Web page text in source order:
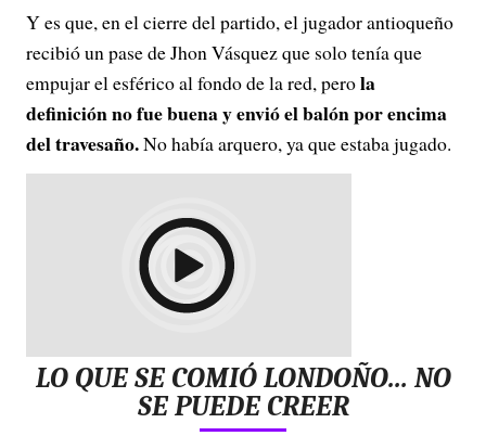
Y es que, en el cierre del partido, el jugador antioqueño
recibió un pase de Jhon Vásquez que solo tenía que
empujar el esférico al fondo de la red, perola
definición no fue buena y envió el balón por encima
del travesaño.No había arquero, ya que estaba jugado.
LO QUE SE COMIÓ LONDOÑO… NO
SE PUEDE CREER